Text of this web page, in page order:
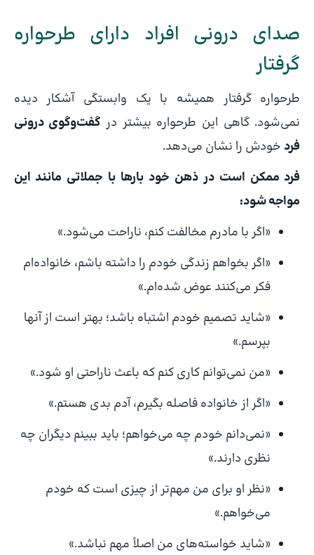
صدای درونی افراد دارای طرحواره
گرفتار
طرحواره گرفتار همیشه با یک وابستگی آشکار دیده
نمی‌شود. گاهی این طرحواره بیشتر در گفت‌وگوی درونی
فرد خودش را نشان می‌دهد.
فرد ممکن است در ذهن خود بارها با جملاتی مانند این
مواجه شود:
«اگر با مادرم مخالفت کنم، ناراحت می‌شود.»
«اگر بخواهم زندگی خودم را داشته باشم، خانواده‌ام
فکر می‌کنند عوض شده‌ام.»
«شاید تصمیم خودم اشتباه باشد؛ بهتر است از آنها
بپرسم.»
«من نمی‌توانم کاری کنم که باعث ناراحتی او شود.»
«اگر از خانواده فاصله بگیرم، آدم بدی هستم.»
«نمی‌دانم خودم چه می‌خواهم؛ باید ببینم دیگران چه
نظری دارند.»
«نظر او برای من مهم‌تر از چیزی است که خودم
می‌خواهم.»
«شاید خواسته‌های من اصلاً مهم نباشد.»